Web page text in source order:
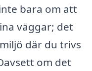
bara om att
väggar; det
där du trivs
om det